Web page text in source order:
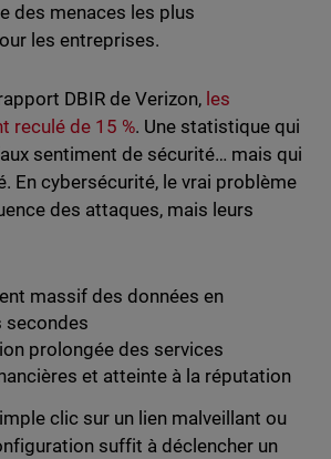
des menaces les plus
les entreprises.
DBIR de Verizon, les
reculé de 15 %. Une statistique qui
sentiment de sécurité… mais qui
En cybersécurité, le vrai problème
des attaques, mais leurs
massif des données en
secondes
prolongée des services
et atteinte à la réputation
clic sur un lien malveillant ou
suffit à déclencher un